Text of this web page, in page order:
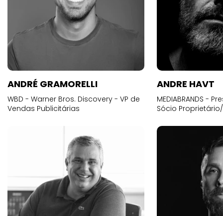
ANDRÉ GRAMORELLI
WBD - Warner Bros. Discovery - VP de
Vendas Publicitárias
ANDRE HAVT
MEDIABRANDS -
Sócio